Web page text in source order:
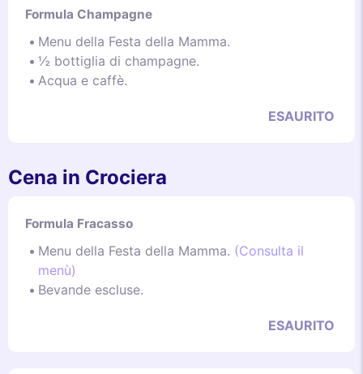
Formula Champagne
Menu della Festa della Mamma.
½ bottiglia di champagne.
Acqua e caffè.
ESAURITO
Cena in Crociera
Formula Fracasso
Menu della Festa della Mamma. (Consulta il
menù)
Bevande escluse.
ESAURITO